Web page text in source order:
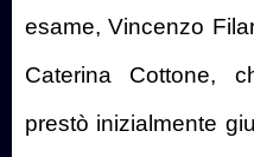
esame, Vincenzo
Caterina Cottone,
prestò inizialmente